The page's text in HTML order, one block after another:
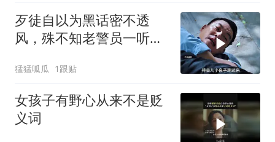
歹徒自以为黑话密不透
风，殊不知老警员一听便
猛猛呱瓜 1跟贴
女孩子有野心从来不是贬
义词